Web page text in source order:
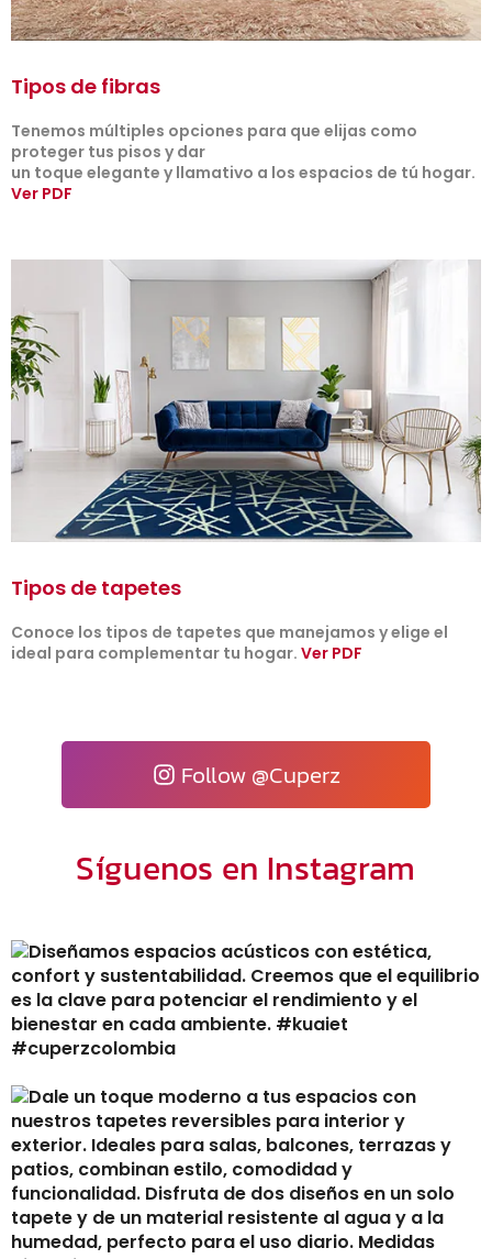
Tipos de fibras
Tenemos múltiples opciones para que elijas como
proteger tus pisos y dar
un toque elegante y llamativo a los espacios de tú hogar.
Ver PDF
Tipos de tapetes
Conoce los tipos de tapetes que manejamos y elige el
ideal para complementar tu hogar. Ver PDF
Follow @Cuperz
Síguenos en Instagram